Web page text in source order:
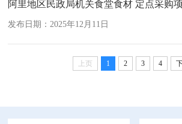
阿里地区民政局机关食堂食材 定点采购
发布日期：2025年12月11日
上页 1 2 3 4